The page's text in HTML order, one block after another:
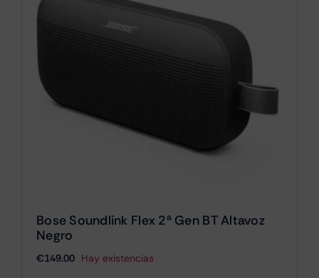
Bose Soundlink Flex 2ª Gen BT Altavoz
Negro
€149.00 Hay existencias